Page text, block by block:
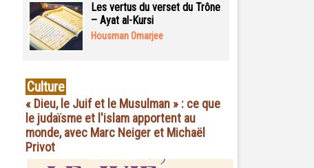
Les vertus du verset du Trône
– Ayat al-Kursi
Housman Omarjee
Culture
« Dieu, le Juif et le Musulman » : ce que
le judaïsme et l'islam apportent au
monde, avec Marc Neiger et Michaël
Privot